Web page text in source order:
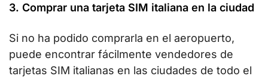
3. Comprar una tarjeta SIM italiana en la ciudad
Si no ha podido comprarla en el aeropuerto,
puede encontrar fácilmente vendedores de
tarjetas SIM italianas en las ciudades de todo el